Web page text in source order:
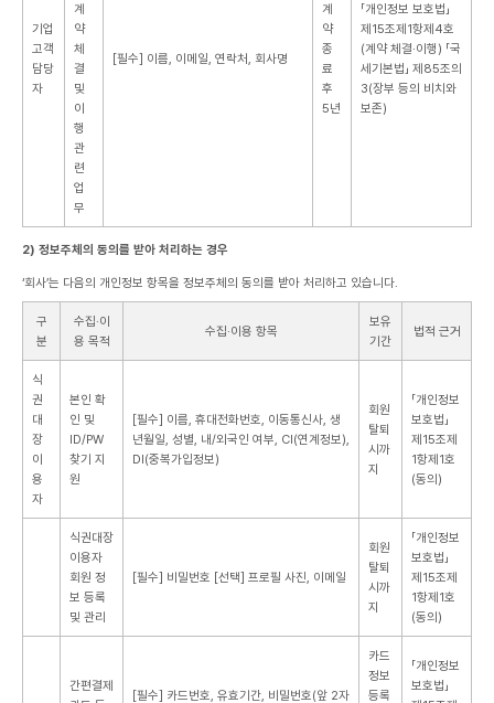
기업
고객
담당
자
계
약
체
결
및
이
행
관
련
업
무
[필수] 이름, 이메일, 연락처, 회사명
계
약
종
료
후
5년
「개인정보 보호법」
제15조제1항제4호
(계약 체결·이행) 「국
세기본법」 제85조의
3(장부 등의 비치와
보존)
2) 정보주체의 동의를 받아 처리하는 경우
‘회사’는 다음의 개인정보 항목을 정보주체의 동의를 받아 처리하고 있습니다.
구
분
수집·이
용 목적
수집·이용 항목
보유
기간
법적 근거
식
권
대
장
이
용
자
본인 확
인 및
ID/PW
찾기 지
원
[필수] 이름, 휴대전화번호, 이동통신사, 생
년월일, 성별, 내/외국인 여부, CI(연계정보),
DI(중복가입정보)
회원
탈퇴
시까
지
「개인정보
보호법」
제15조제
1항제1호
(동의)
식권대장
이용자
회원 정
보 등록
및 관리
[필수] 비밀번호 [선택] 프로필 사진, 이메일
회원
탈퇴
시까
지
「개인정보
보호법」
제15조제
1항제1호
(동의)
간편결제
[필수] 카드번호, 유효기간, 비밀번호(앞 2자
카드
정보
등록
「개인정보
보호법」